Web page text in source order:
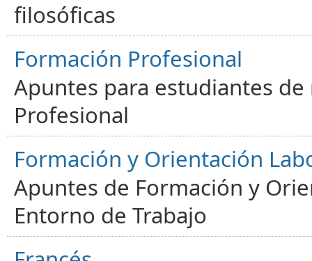
filosóficas
Formación Profesional
Apuntes para estudiantes
Profesional
Formación y Orientación
Apuntes de Formación y
Entorno de Trabajo